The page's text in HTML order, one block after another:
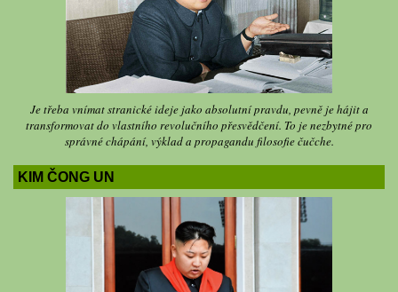
Je třeba vnímat stranické ideje jako absolutní pravdu, pevně je hájit a
transformovat do vlastního revolučního přesvědčení. To je nezbytné pro
správné chápání, výklad a propagandu filosofie čučche.
KIM ČONG UN